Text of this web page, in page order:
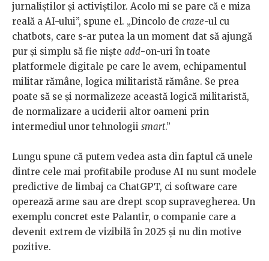
jurnaliștilor și activiștilor. Acolo mi se pare că e miza
reală a AI-ului”, spune el. „Dincolo de craze-ul cu
chatbots, care s-ar putea la un moment dat să ajungă
pur și simplu să fie niște add-on-uri în toate
platformele digitale pe care le avem, echipamentul
militar rămâne, logica militaristă rămâne. Se prea
poate să se și normalizeze această logică militaristă,
de normalizare a uciderii altor oameni prin
intermediul unor tehnologii smart.”
Lungu spune că putem vedea asta din faptul că unele
dintre cele mai profitabile produse AI nu sunt modele
predictive de limbaj ca ChatGPT, ci software care
operează arme sau are drept scop supravegherea. Un
exemplu concret este Palantir, o companie care a
devenit extrem de vizibilă în 2025 și nu din motive
pozitive.